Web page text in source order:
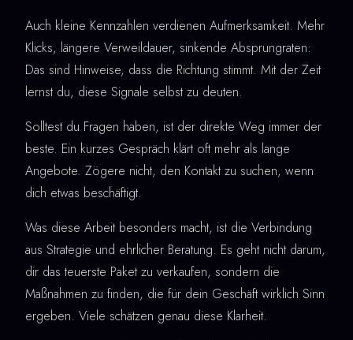
Auch kleine Kennzahlen verdienen Aufmerksamkeit. Mehr
Klicks, längere Verweildauer, sinkende Absprungraten:
Das sind Hinweise, dass die Richtung stimmt. Mit der Zeit
lernst du, diese Signale selbst zu deuten.
Solltest du Fragen haben, ist der direkte Weg immer der
beste. Ein kurzes Gespräch klärt oft mehr als lange
Angebote. Zögere nicht, den Kontakt zu suchen, wenn
dich etwas beschäftigt.
Was diese Arbeit besonders macht, ist die Verbindung
aus Strategie und ehrlicher Beratung. Es geht nicht darum,
dir das teuerste Paket zu verkaufen, sondern die
Maßnahmen zu finden, die für dein Geschäft wirklich Sinn
ergeben. Viele schätzen genau diese Klarheit.